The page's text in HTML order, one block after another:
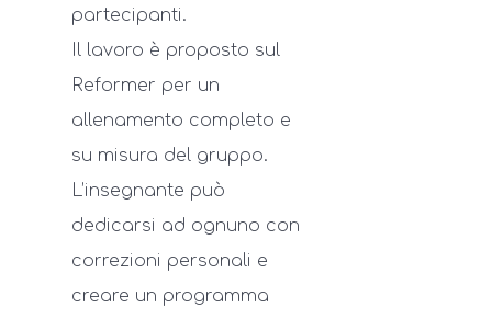
partecipanti.
Il lavoro è proposto sul
Reformer per un
allenamento completo e
su misura del gruppo.
L’insegnante può
dedicarsi ad ognuno con
correzioni personali e
creare un programma